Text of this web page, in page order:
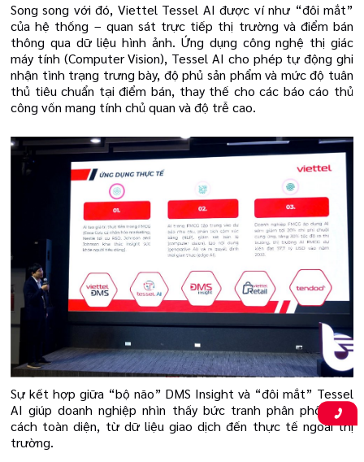
Song song với đó, Viettel Tessel AI được ví như “đôi mắt”
của hệ thống – quan sát trực tiếp thị trường và điểm bán
thông qua dữ liệu hình ảnh. Ứng dụng công nghệ thị giác
máy tính (Computer Vision), Tessel AI cho phép tự động ghi
nhận tình trạng trưng bày, độ phủ sản phẩm và mức độ tuân
thủ tiêu chuẩn tại điểm bán, thay thế cho các báo cáo thủ
công vốn mang tính chủ quan và độ trễ cao.
Sự kết hợp giữa “bộ não” DMS Insight và “đôi mắt” Tessel
AI giúp doanh nghiệp nhìn thấy bức tranh phân phối một
cách toàn diện, từ dữ liệu giao dịch đến thực tế ngoài thị
trường.